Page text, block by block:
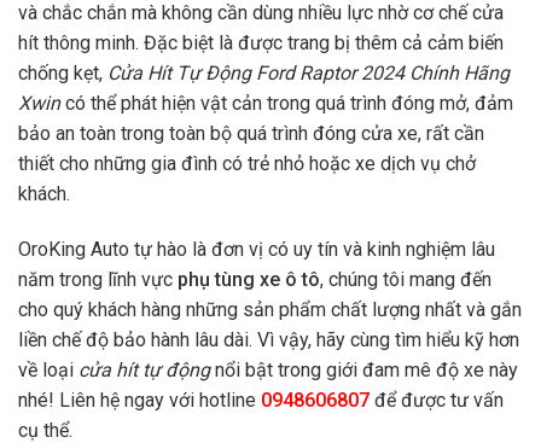
và chắc chắn mà không cần dùng nhiều lực nhờ cơ chế cửa
hít thông minh. Đặc biệt là được trang bị thêm cả cảm biến
chống kẹt, Cửa Hít Tự Động Ford Raptor 2024 Chính Hãng
Xwincó thể phát hiện vật cản trong quá trình đóng mở, đảm
bảo an toàn trong toàn bộ quá trình đóng cửa xe, rất cần
thiết cho những gia đình có trẻ nhỏ hoặc xe dịch vụ chở
khách.
OroKing Auto tự hào là đơn vị có uy tín và kinh nghiệm lâu
năm trong lĩnh vực phụ tùng xe ô tô, chúng tôi mang đến
cho quý khách hàng những sản phẩm chất lượng nhất và gắn
liền chế độ bảo hành lâu dài. Vì vậy, hãy cùng tìm hiểu kỹ hơn
về loại cửa hít tự độngnổi bật trong giới đam mê độ xe này
nhé! Liên hệ ngay với hotline 0948606807 để được tư vấn
cụ thể.